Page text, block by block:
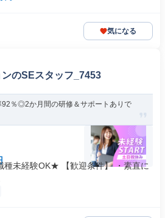
気になる
のSEスタッフ_7453
92％◎2か月間の研修＆サポートありで
未経験OK★ 【歓迎条件】 ・素直に